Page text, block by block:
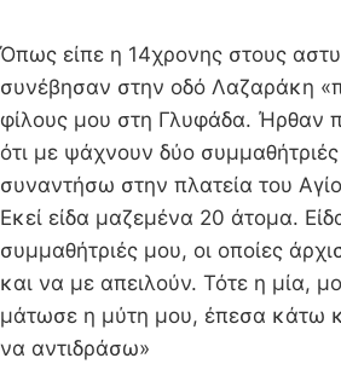
Όπως είπε η 14χρονης στους
συνέβησαν στην οδό Λαζαράκη
φίλους μου στη Γλυφάδα. Ήρθαν
ότι με ψάχνουν δύο
συναντήσω στην πλατεία του
Εκεί είδα μαζεμένα 20 άτομα.
συμμαθήτριές μου, οι οποίες
και να με απειλούν. Τότε η μία,
μάτωσε η μύτη μου, έπεσα κάτω
να αντιδράσω»